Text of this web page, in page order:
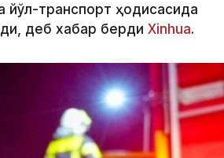
йўл-транспорт ҳодисасида
деб хабар берди Xinhua.